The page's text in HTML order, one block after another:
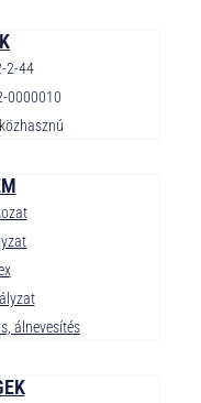
álnevesítés
2-44
0000010